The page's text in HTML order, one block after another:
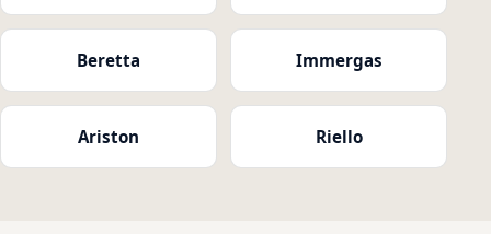
Beretta Immergas
Ariston Riello